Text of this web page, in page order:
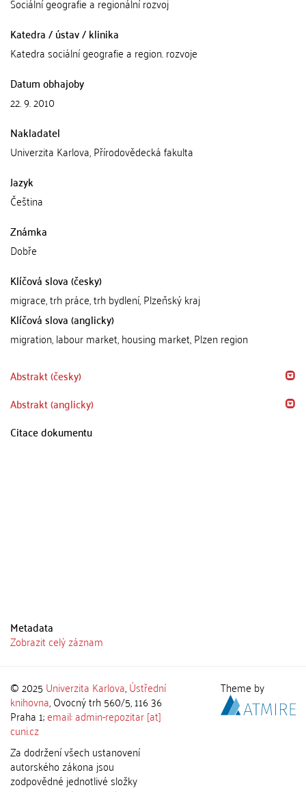
Katedra / ústav / klinika
Katedra sociální geografie a region. rozvoje
Datum obhajoby
22. 9. 2010
Nakladatel
Univerzita Karlova, Přírodovědecká fakulta
Jazyk
Čeština
Známka
Dobře
Klíčová slova (česky)
migrace, trh práce, trh bydlení, Plzeňský kraj
Klíčová slova (anglicky)
migration, labour market, housing market, Plzen region
Abstrakt (česky)
Abstrakt (anglicky)
Citace dokumentu
Metadata
Zobrazit celý záznam
© 2025 Univerzita Karlova,Ústřední
knihovna, Ovocný trh 560/5, 116 36
Praha 1;email: admin-repozitar [at]
cuni.cz
Za dodržení všech ustanovení
autorského zákona jsou
zodpovědné jednotlivé složky
Theme by